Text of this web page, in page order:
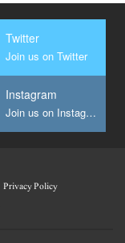
Twitter
Join us on Twitter
Instagram
Join us on Instagram
Privacy Policy